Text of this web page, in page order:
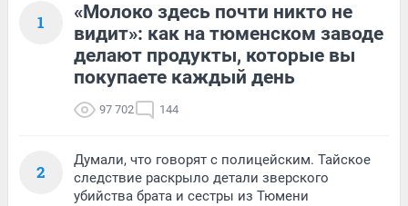
1
«Молоко здесь почти никто не
видит»: как на тюменском заводе
делают продукты, которые вы
покупаете каждый день
97 702 144
2
Думали, что говорят с полицейским. Тайское
следствие раскрыло детали зверского
убийства брата и сестры из Тюмени